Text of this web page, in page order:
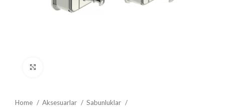
Home Aksesuarlar
Sabunluklar